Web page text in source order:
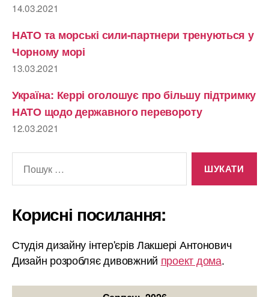
14.03.2021
НАТО та морські сили-партнери тренуються у
Чорному морі
13.03.2021
Україна: Керрі оголошує про більшу підтримку
НАТО щодо державного перевороту
12.03.2021
Корисні посилання:
Студія дизайну інтер'єрів Лакшері Антонович
Дизайн розробляє дивовжний проект дома.